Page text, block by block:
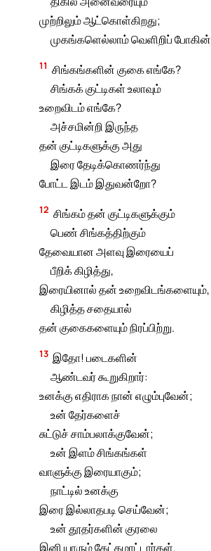
முற்றிலும் ஆட்கொள்கிறது;
முகங்களெல்லாம் வெளிறிப்
11 சிங்கங்களின் குகை எங்கே?
சிங்கக் குட்டிகள் உலாவும்
உறைவிடம் எங்கே?
அச்சமின்றி இருந்த
தன் குட்டிகளுக்கு அது
இரை தேடிக்கொணர்ந்து
போட்ட இடம் இதுவன்றோ?
12 சிங்கம் தன் குட்டிகளுக்கும்
பெண் சிங்கத்திற்கும்
தேவையான அளவு இரையைப்
பீறிக் கிழித்து,
இரையினால் தன் உறைவிடங்களையும்,
கிழித்த சதையால்
தன் குகைகளையும் நிரப்பிற்று.
13 இதோ! படைகளின்
ஆண்டவர் கூறுகிறார்:
உனக்கு எதிராக நான் எழும்புவேன்;
உன் தேர்களைச்
சுட்டுச் சாம்பலாக்குவேன்;
உன் இளம் சிங்கங்கள்
வாளுக்கு இரையாகும்;
நாட்டில் உனக்கு
இரை இல்லாதபடி செய்வேன்;
உன் தூதர்களின் குரலை
இனி யாரும் கேட்கமாட்டார்கள்.